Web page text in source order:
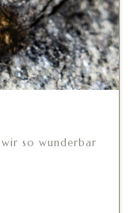
wir so wunderbar